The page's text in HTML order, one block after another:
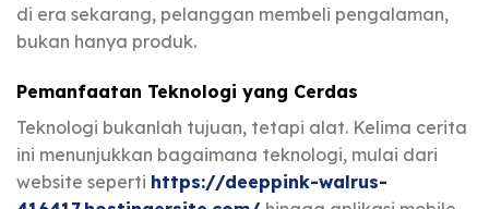
di era sekarang, pelanggan membeli pengalaman,
bukan hanya produk.
Pemanfaatan Teknologi yang Cerdas
Teknologi bukanlah tujuan, tetapi alat. Kelima cerita
ini menunjukkan bagaimana teknologi, mulai dari
website seperti https://deeppink-walrus-